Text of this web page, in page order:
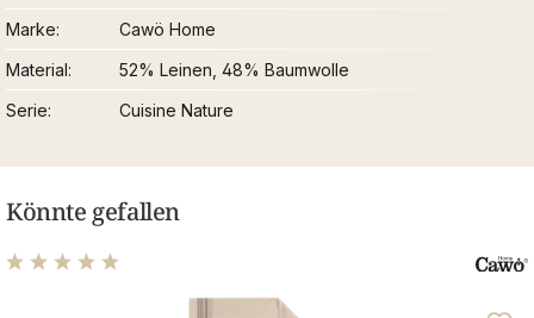
Marke
Cawö Home
Material
52% Leinen, 48% Baumwolle
Serie
Cuisine Nature
Könnte gefallen